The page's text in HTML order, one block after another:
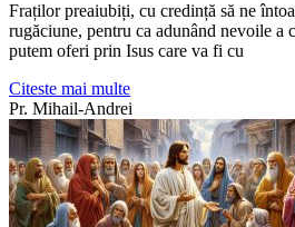
Fraților preaiubiți, cu credință să ne
rugăciune, pentru ca adunând nevoile a
putem oferi prin Isus care va fi cu
Citeste mai multe
Pr. Mihail-Andrei